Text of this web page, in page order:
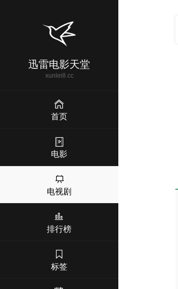
迅雷电影天堂
xunlei8.cc
首页
电影
电视剧
排行榜
标签